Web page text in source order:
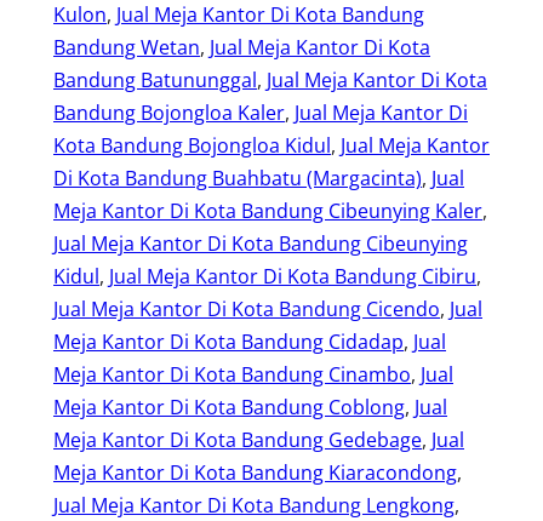
Kulon, Jual Meja Kantor Di Kota Bandung
Bandung Wetan, Jual Meja Kantor Di Kota
Bandung Batununggal, Jual Meja Kantor Di Kota
Bandung Bojongloa Kaler, Jual Meja Kantor Di
Kota Bandung Bojongloa Kidul, Jual Meja Kantor
Di Kota Bandung Buahbatu (Margacinta), Jual
Meja Kantor Di Kota Bandung Cibeunying Kaler
Jual Meja Kantor Di Kota Bandung Cibeunying
Kidul, Jual Meja Kantor Di Kota Bandung Cibiru
Jual Meja Kantor Di Kota Bandung Cicendo, Jual
Meja Kantor Di Kota Bandung Cidadap, Jual
Meja Kantor Di Kota Bandung Cinambo, Jual
Meja Kantor Di Kota Bandung Coblong, Jual
Meja Kantor Di Kota Bandung Gedebage, Jual
Meja Kantor Di Kota Bandung Kiaracondong
Jual Meja Kantor Di Kota Bandung Lengkong